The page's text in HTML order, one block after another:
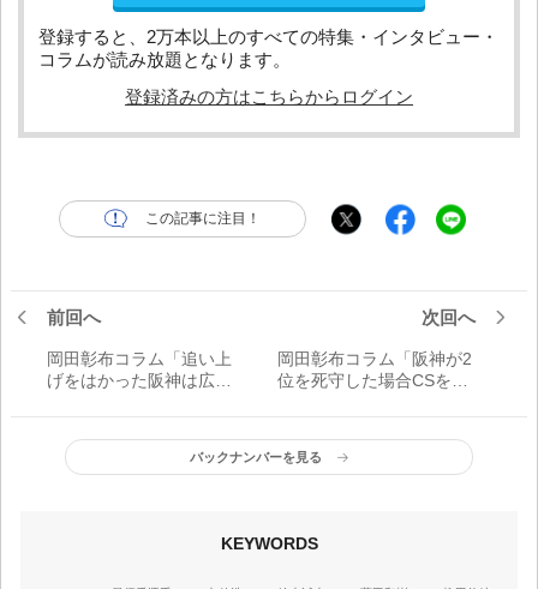
登録すると、2万本以上のすべての特集・インタビュー・
コラムが読み放題となります。
登録済みの方はこちらからログイン
この記事に注目！
前回へ
岡田彰布コラム「追い上
げをはかった阪神は広島
だ、リベンジのチャンス
はCSで残っているわ」
次回へ
岡田彰布コラム「阪神が2
位を死守した場合CSを戦
ないわな。ベンチの判断
に注目や」
バックナンバーを見る
KEYWORDS